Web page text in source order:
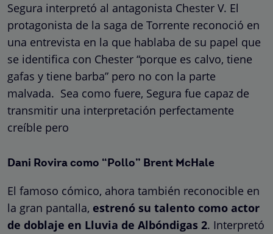
Segura interpretó al antagonista Chester V. El
protagonista de la saga de Torrente reconoció en
una entrevista en la que hablaba de su papel que
se identifica con Chester “porque es calvo, tiene
gafas y tiene barba” pero no con la parte
malvada. Sea como fuere, Segura fue capaz de
transmitir una interpretación perfectamente
creíble pero
Dani Rovira como “Pollo” Brent McHale
El famoso cómico, ahora también reconocible en
la gran pantalla, estrenó su talento como actor
de doblaje en Lluvia de Albóndigas 2. Interpretó